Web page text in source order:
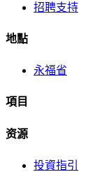
招聘支持
地點
永福省
項目
资源
投資指引